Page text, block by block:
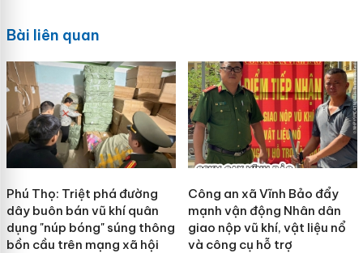
Bài liên quan
Phú Thọ: Triệt phá đường
dây buôn bán vũ khí quân
dụng "núp bóng" súng thông
bồn cầu trên mạng xã hội
Công an xã Vĩnh Bảo đẩy
mạnh vận động Nhân dân
giao nộp vũ khí, vật liệu nổ
và công cụ hỗ trợ